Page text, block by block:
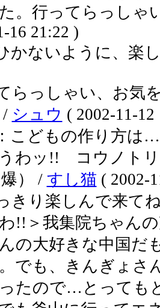
。行ってらっしゃ
16 21:22 )
かないように、楽
らっしゃい、お気
/ シュウ ( 2002-11-12
こどもの作り方
わッ!! コウノト
） / すし猫 ( 2002-
きり楽しんで来て
!!＞我集院ちゃ
の大好きな中国
でも、きんぎょさ
たので…とっても